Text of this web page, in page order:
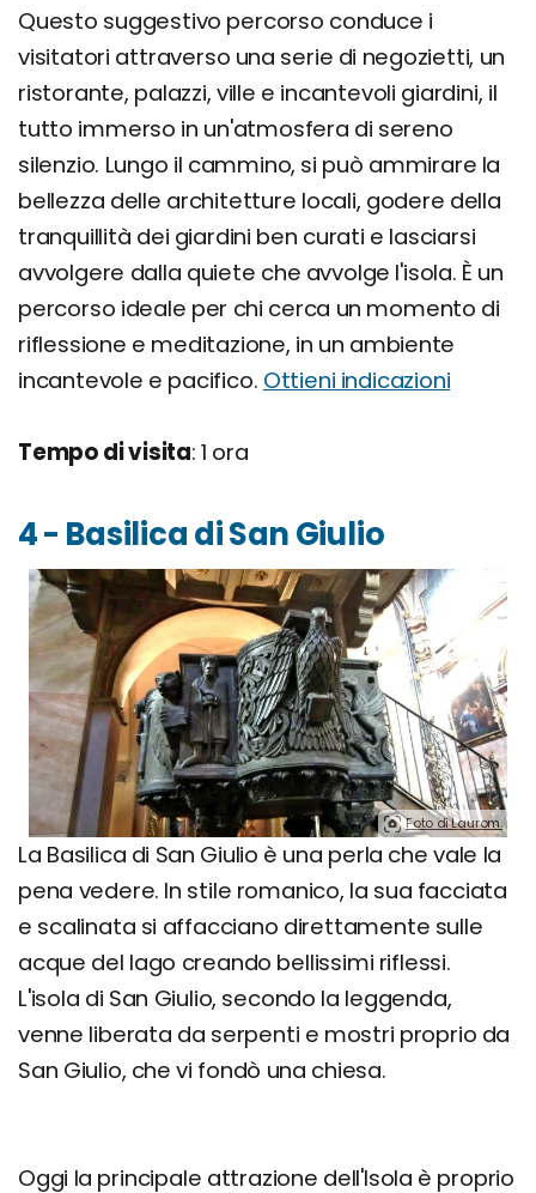
Questo suggestivo percorso conduce i
visitatori attraverso una serie di negozietti, un
ristorante, palazzi, ville e incantevoli giardini, il
tutto immerso in un'atmosfera di sereno
silenzio. Lungo il cammino, si può ammirare la
bellezza delle architetture locali, godere della
tranquillità dei giardini ben curati e lasciarsi
avvolgere dalla quiete che avvolge l'isola. È un
percorso ideale per chi cerca un momento di
riflessione e meditazione, in un ambiente
incantevole e pacifico. Ottieni indicazioni
Tempo di visita: 1 ora
4 - Basilica di San Giulio
Foto di Laurom.
La Basilica di San Giulio è una perla che vale la
pena vedere. In stile romanico, la sua facciata
e scalinata si affacciano direttamente sulle
acque del lago creando bellissimi riflessi.
L'isola di San Giulio, secondo la leggenda,
venne liberata da serpenti e mostri proprio da
San Giulio, che vi fondò una chiesa.
Oggi la principale attrazione dell'Isola è proprio